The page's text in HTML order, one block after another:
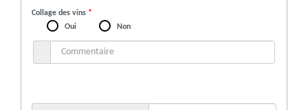
Collage des vins *
Oui
Non